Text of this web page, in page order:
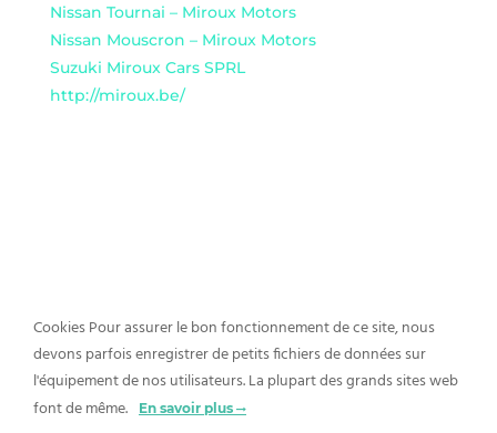
Nissan Tournai – Miroux Motors
Nissan Mouscron – Miroux Motors
Suzuki Miroux Cars SPRL
http://miroux.be/
Un événement créé par
Cookies Pour assurer le bon fonctionnement de ce site, nous
devons parfois enregistrer de petits fichiers de données sur
l'équipement de nos utilisateurs. La plupart des grands sites web
font de même.
En savoir plus